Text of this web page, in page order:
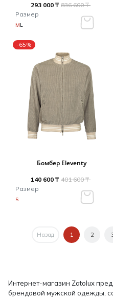
293 000 ₸ 836 600 ₸
Размер
ML
-65%
Бомбер Eleventy
140 600 ₸ 401 600 ₸
Размер
S
Назад 1 2
Интернет-магазин Zatolux
брендовой мужской одежды,